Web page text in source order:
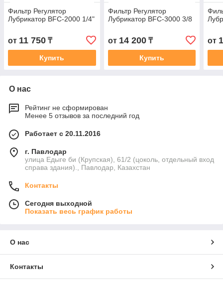
Фильтр Регулятор
Лубрикатор BFC-2000 1/4"
от 11 750 ₸
Купить
Фильтр Регулятор
Лубрикатор BFC-3000 3/8
от 14 200₸
Купить
от
О нас
Рейтинг не сформирован
Менее 5 отзывов за последний год
Работает с 20.11.2016
г. Павлодар
улица Едыге би (Крупская), 61/2 (цоколь, отдельный вход
справа здания)., Павлодар, Казахстан
Контакты
Сегодня выходной
Показать весь график работы
О нас
Контакты